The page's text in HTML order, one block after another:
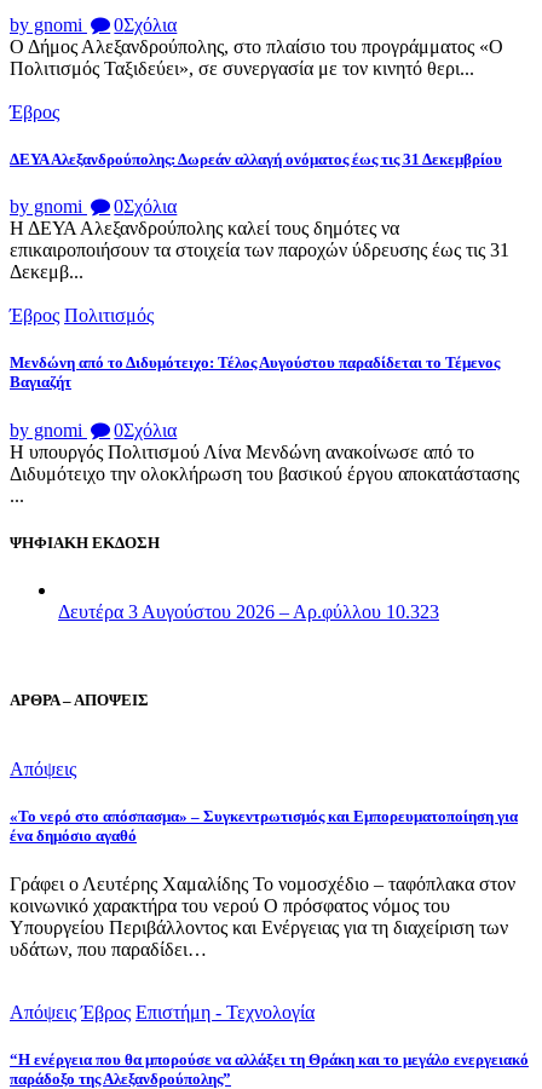
by gnomi 0Σχόλια
Ο Δήμος Αλεξανδρούπολης, στο πλαίσιο του προγράμματος «Ο
Πολιτισμός Ταξιδεύει», σε συνεργασία με τον κινητό θερι...
Έβρος
ΔΕΥΑ Αλεξανδρούπολης: Δωρεάν αλλαγή ονόματος έως τις 31 Δεκεμβρίου
by gnomi 0Σχόλια
Η ΔΕΥΑ Αλεξανδρούπολης καλεί τους δημότες να
επικαιροποιήσουν τα στοιχεία των παροχών ύδρευσης έως τις 31
Δεκεμβ...
Έβρος Πολιτισμός
Μενδώνη από το Διδυμότειχο: Τέλος Αυγούστου παραδίδεται το Τέμενος
Βαγιαζήτ
by gnomi 0Σχόλια
Η υπουργός Πολιτισμού Λίνα Μενδώνη ανακοίνωσε από το
Διδυμότειχο την ολοκλήρωση του βασικού έργου αποκατάστασης
...
ΨΗΦΙΑΚΗ ΕΚΔΟΣΗ
Δευτέρα 3 Αυγούστου 2026 – Αρ.φύλλου 10.323
ΑΡΘΡΑ – ΑΠΟΨΕΙΣ
Απόψεις
«Το νερό στο απόσπασμα» – Συγκεντρωτισμός και Εμπορευματοποίηση για
ένα δημόσιο αγαθό
Γράφει ο Λευτέρης Χαμαλίδης Το νομοσχέδιο – ταφόπλακα στον
κοινωνικό χαρακτήρα του νερού Ο πρόσφατος νόμος του
Υπουργείου Περιβάλλοντος και Ενέργειας για τη διαχείριση των
υδάτων, που παραδίδει…
Απόψεις Έβρος Επιστήμη - Τεχνολογία
“Η ενέργεια που θα μπορούσε να αλλάξει τη Θράκη και το μεγάλο ενεργειακό
παράδοξο της Αλεξανδρούπολης”